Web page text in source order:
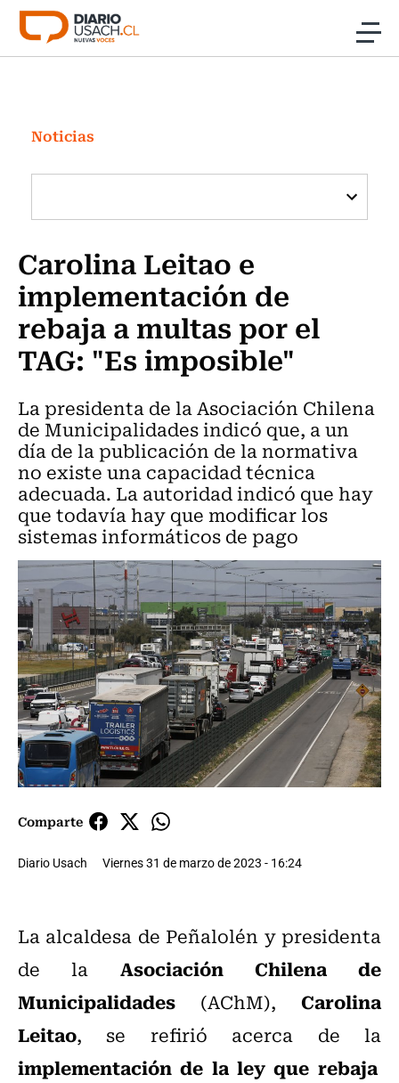
Click acá para ir directamente al contenido
Investigación
Cultura
Programas Radio y TV Usach
Noticias
Carolina Leitao e
implementación de
rebaja a multas por el
TAG: "Es imposible"
La presidenta de la Asociación Chilena
de Municipalidades indicó que, a un
día de la publicación de la normativa
no existe una capacidad técnica
adecuada. La autoridad indicó que hay
que todavía hay que modificar los
sistemas informáticos de pago
Comparte
Diario Usach Viernes 31 de marzo de 2023 - 16:24
La alcaldesa de Peñalolén y presidenta
de la Asociación Chilena de
Municipalidades (AChM), Carolina
Leitao, se refirió acerca de la
implementación de la ley que rebaja